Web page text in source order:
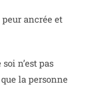
ancrée et
n’est pas
la personne